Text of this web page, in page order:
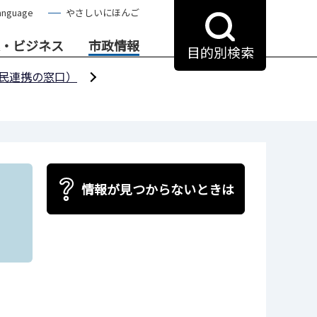
やさしいにほんご
ビジネス 市政情報 目的別検索
携の窓口）
情報が見つからないときは